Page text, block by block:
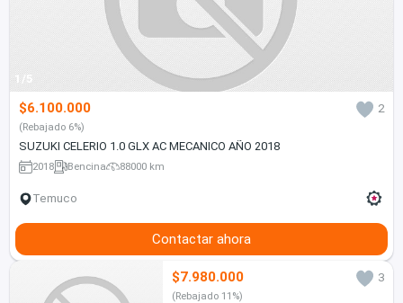
1/5
$6.100.000 2
(Rebajado 6%)
SUZUKI CELERIO 1.0 GLX AC MECANICO AÑO 2018
2018 Bencina 88000 km
Temuco
Contactar ahora
$7.980.000 3
(Rebajado 11%)